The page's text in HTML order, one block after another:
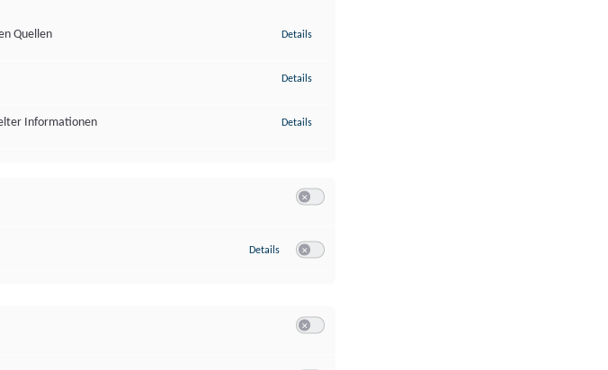
Quellen
Details
Details
Informationen Details
Details zu Google Analytics